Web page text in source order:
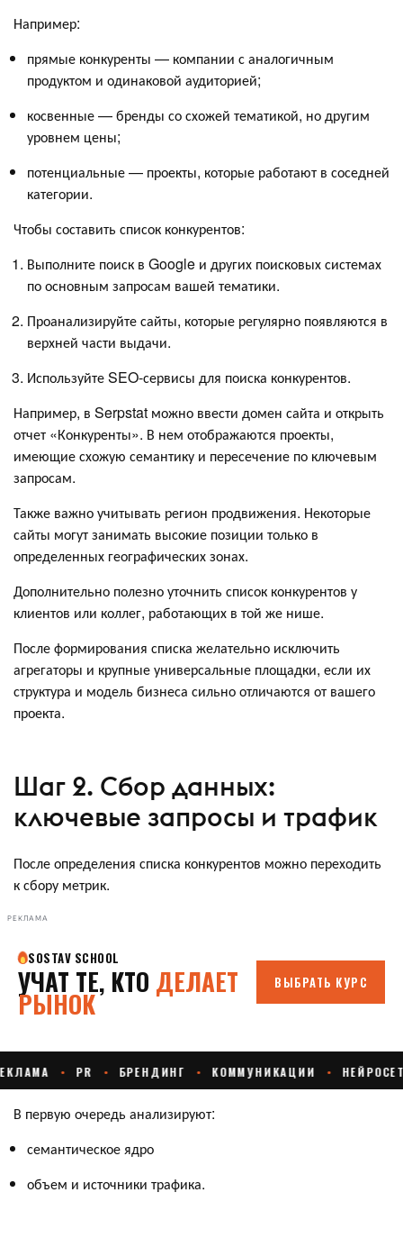
Например:
прямые конкуренты — компании с аналогичным
продуктом и одинаковой аудиторией;
косвенные — бренды со схожей тематикой, но другим
уровнем цены;
потенциальные — проекты, которые работают в соседней
категории.
Чтобы составить список конкурентов:
Выполните поиск в Google и других поисковых системах
по основным запросам вашей тематики.
Проанализируйте сайты, которые регулярно появляются в
верхней части выдачи.
Используйте SEO-сервисы для поиска конкурентов.
Например, в Serpstat можно ввести домен сайта и открыть
отчет «Конкуренты». В нем отображаются проекты,
имеющие схожую семантику и пересечение по ключевым
запросам.
Также важно учитывать регион продвижения. Некоторые
сайты могут занимать высокие позиции только в
определенных географических зонах.
Дополнительно полезно уточнить список конкурентов у
клиентов или коллег, работающих в той же нише.
После формирования списка желательно исключить
агрегаторы и крупные универсальные площадки, если их
структура и модель бизнеса сильно отличаются от вашего
проекта.
Шаг 2. Сбор данных:
ключевые запросы и трафик
После определения списка конкурентов можно переходить
к сбору метрик.
РЕКЛАМА
В первую очередь анализируют:
семантическое ядро
объем и источники трафика.